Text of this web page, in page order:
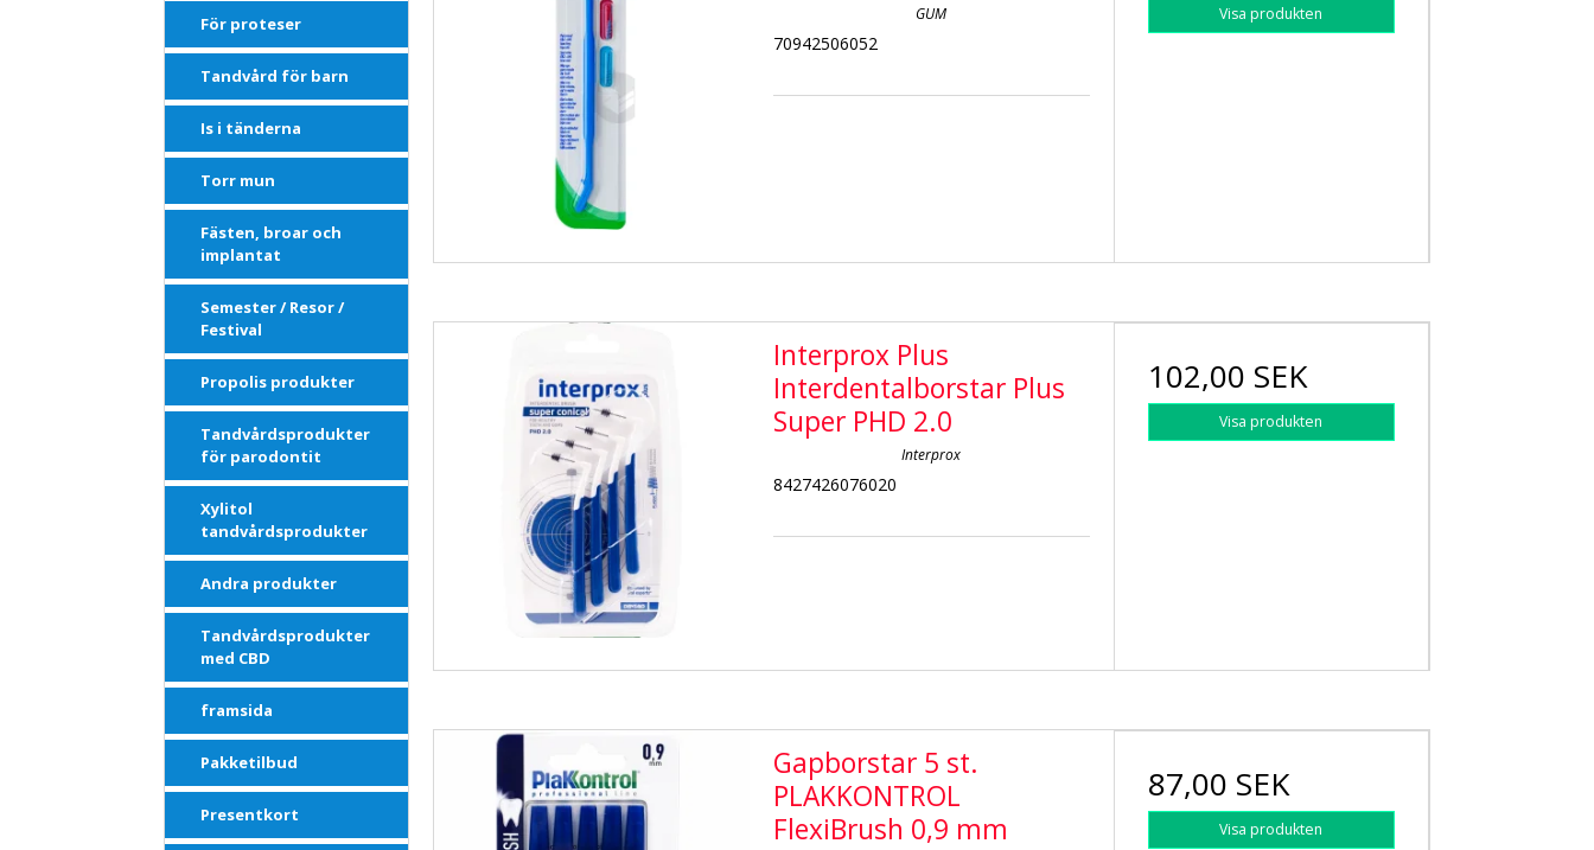
För proteser
Tandvård för barn
Is i tänderna
Torr mun
Fästen, broar och
implantat
Semester / Resor /
Festival
Propolis produkter
Tandvårdsprodukter
för parodontit
Xylitol
tandvårdsprodukter
Andra produkter
Tandvårdsprodukter
med CBD
framsida
Pakketilbud
Presentkort
GUM
70942506052
Visa produkten
Interprox Plus
Interdentalborstar Plus
Super PHD 2.0
Interprox
8427426076020
102,00 SEK
Visa produkten
Gapborstar 5 st.
PLAKKONTROL
FlexiBrush 0,9 mm
87,00 SEK
Visa produkten